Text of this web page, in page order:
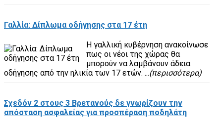
Γαλλία: Δίπλωμα οδήγησης στα 17 έτη
Η γαλλική κυβέρνηση ανακοίνωσε
πως οι νέοι της χώρας θα
μπορούν να λαμβάνουν άδεια
οδήγησης από την ηλικία των 17 ετών. ...(περισσότερα)
Σχεδόν 2 στους 3 Βρετανούς δε γνωρίζουν την
απόσταση ασφαλείας για προσπέραση ποδηλάτη